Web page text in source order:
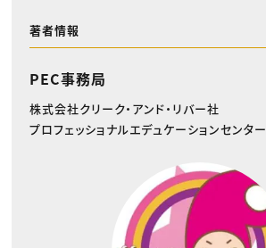
著者情報
PEC事務局
株式会社クリーク・アンド・リバー社
プロフェッショナルエデュケーションセンター